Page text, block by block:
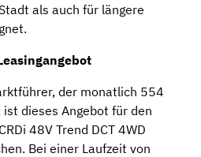
als auch für längere
der monatlich 554
dieses Angebot für den
48V Trend DCT 4WD
Bei einer Laufzeit von